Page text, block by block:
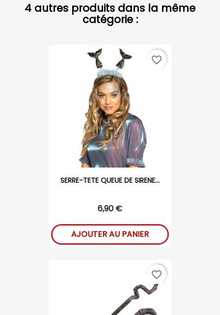
4 autres produits dans la même
catégorie :
SERRE-TETE QUEUE DE SIRENE...
6,90 €
AJOUTER AU PANIER
favorite_border
favorite_border